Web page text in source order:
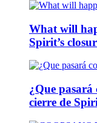
What will
Spirit’s
¿Que pasará
cierre de